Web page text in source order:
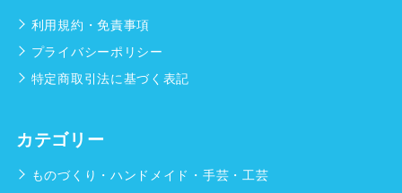
利用規約・免責事項
プライバシーポリシー
特定商取引法に基づく表記
カテゴリー
ものづくり・ハンドメイド・手芸・工芸